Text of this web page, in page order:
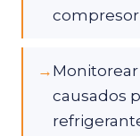
compresor
→
causados